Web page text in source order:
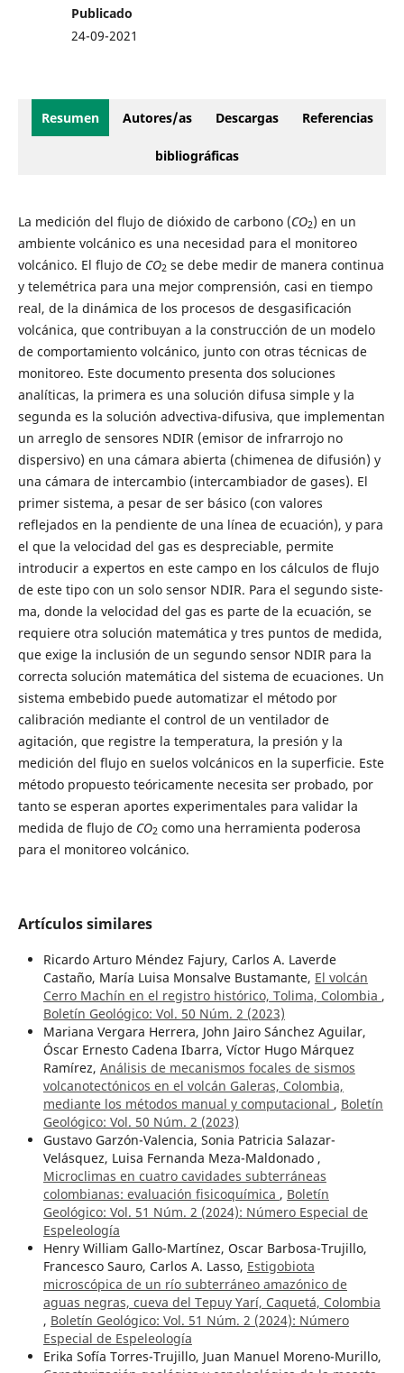
Publicado
24-09-2021
Resumen Autores/as Descargas Referencias
bibliográficas
La medición del flujo de dióxido de carbono (CO2) en un
ambiente volcánico es una necesidad para el monitoreo
volcánico. El flujo de CO2 se debe medir de manera continua
y telemétrica para una mejor comprensión, casi en tiempo
real, de la dinámica de los procesos de desgasificación
volcánica, que contribuyan a la construcción de un modelo
de comportamiento volcánico, junto con otras técnicas de
monitoreo. Este documento presenta dos soluciones
analíticas, la primera es una solución difusa simple y la
segunda es la solución advectiva-difusiva, que implementan
un arreglo de sensores NDIR (emisor de infrarrojo no
dispersivo) en una cámara abierta (chimenea de difusión) y
una cámara de intercambio (intercambiador de gases). El
primer sistema, a pesar de ser básico (con valores
reflejados en la pendiente de una línea de ecuación), y para
el que la velocidad del gas es despreciable, permite
introducir a expertos en este campo en los cálculos de flujo
de este tipo con un solo sensor NDIR. Para el segundo siste­
ma, donde la velocidad del gas es parte de la ecuación, se
requiere otra solución matemática y tres puntos de medida,
que exige la inclusión de un segundo sensor NDIR para la
correcta solución matemática del sistema de ecuaciones. Un
sistema embebido puede automatizar el método por
calibración mediante el control de un ventilador de
agitación, que registre la temperatura, la presión y la
medición del flujo en suelos volcánicos en la superficie. Este
método propuesto teóricamente necesita ser probado, por
tanto se esperan aportes experimentales para validar la
medida de flujo de CO2 como una herramienta poderosa
para el monitoreo volcánico.
Artículos similares
Ricardo Arturo Méndez Fajury, Carlos A. Laverde
Castaño, María Luisa Monsalve Bustamante, El volcán
Cerro Machín en el registro histórico, Tolima, Colombia ,
Boletín Geológico: Vol. 50 Núm. 2 (2023)
Mariana Vergara Herrera, John Jairo Sánchez Aguilar,
Óscar Ernesto Cadena Ibarra, Víctor Hugo Márquez
Ramírez, Análisis de mecanismos focales de sismos
volcanotectónicos en el volcán Galeras, Colombia,
mediante los métodos manual y computacional , Boletín
Geológico: Vol. 50 Núm. 2 (2023)
Gustavo Garzón-Valencia, Sonia Patricia Salazar-
Velásquez, Luisa Fernanda Meza-Maldonado ,
Microclimas en cuatro cavidades subterráneas
colombianas: evaluación fisicoquímica , Boletín
Geológico: Vol. 51 Núm. 2 (2024): Número Especial de
Espeleología
Henry William Gallo-Martínez, Oscar Barbosa-Trujillo,
Francesco Sauro, Carlos A. Lasso, Estigobiota
microscópica de un río subterráneo amazónico de
aguas negras, cueva del Tepuy Yarí, Caquetá, Colombia
, Boletín Geológico: Vol. 51 Núm. 2 (2024): Número
Especial de Espeleología
Erika Sofía Torres-Trujillo, Juan Manuel Moreno-Murillo,